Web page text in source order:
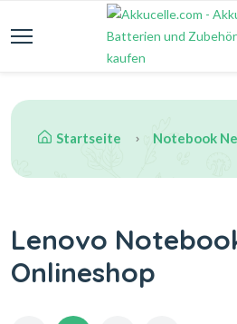
Startseite Notebook
Lenovo
Onlineshop